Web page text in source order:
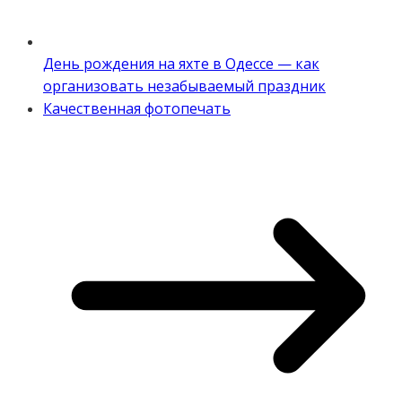
День рождения на яхте в Одессе — как
организовать незабываемый праздник
Качественная фотопечать